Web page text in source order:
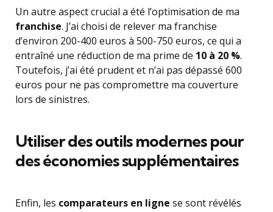
Un autre aspect crucial a été l’optimisation de ma
franchise. J’ai choisi de relever ma franchise
d’environ 200-400 euros à 500-750 euros, ce qui a
entraîné une réduction de ma prime de 10 à 20 %.
Toutefois, j’ai été prudent et n’ai pas dépassé 600
euros pour ne pas compromettre ma couverture
lors de sinistres.
Utiliser des outils modernes pour
des économies supplémentaires
Enfin, les comparateurs en ligne se sont révélés